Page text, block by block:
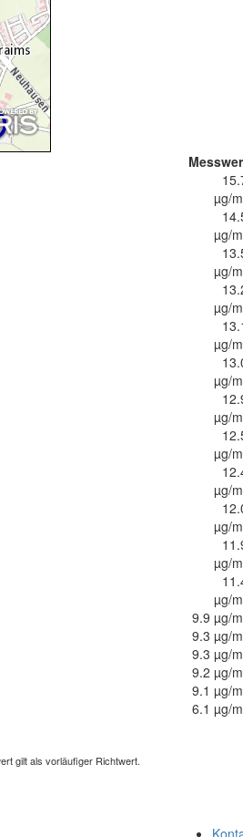
µg/
µg/
µg/
µg/
µg/
µg/
µg/
µg/
µg/
µg/
µg/
µg/
9.9 µg/
9.3 µg/
9.3 µg/
9.2 µg/
9.1 µg/
6.1 µg/
gilt als vorläufiger Richtwert.